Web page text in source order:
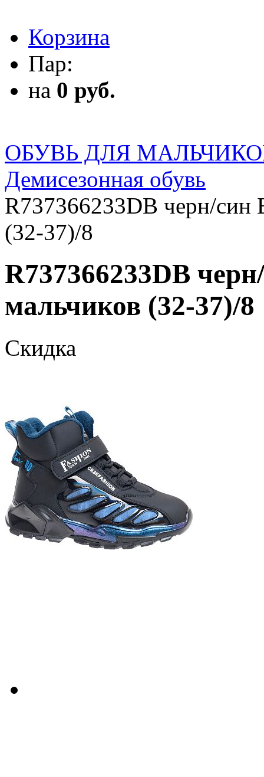
Корзина
Пар:
на 0 руб.
ОБУВЬ ДЛЯ
Демисезонная обувь
R737366233DB черн/син
(32-37)/8
R737366233DB
мальчиков (32-37)/8
Скидка